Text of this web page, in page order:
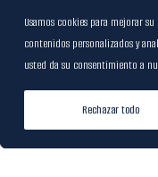
Usamos cookies para mejorar
contenidos personalizados y
usted da su consentimiento a
Rechazar todo
Política de Datos